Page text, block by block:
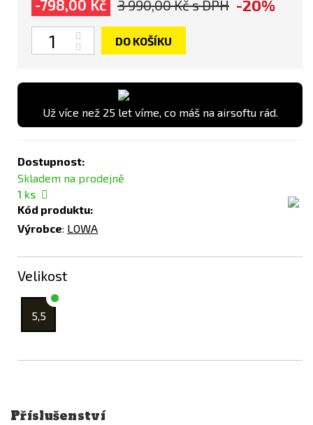
-798,00 Kč 3 990,00 Kčs DPH -20%
Počet
DO KOŠÍKU
Už více než 25 let víme, co máš na airsoftu rád.
Dostupnost:
Skladem na prodejně
1 ks
Kód produktu:
Výrobce: LOWA
Velikost
5,5
Příslušenství